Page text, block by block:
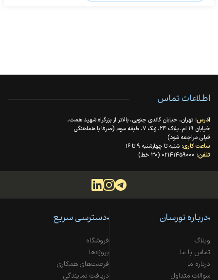
اطلاعات تماس
آدرس: تهران، خیابان گاندی جنوبی، بالاتر از بزرگراه شهید همت،
خیابان ۱۹ ام، پلاک ۲۴، زنگ ۷، طبقه سوم (صرفا با هماهنگی
قبلی مراجعه شود)
ساعت کاری: شنبه تا چهارشنبه ۹ تا ۱۶
تلفن: ۰۲۱۴۱۴۵۹۰۰۰ (۳۰ خط)
درباره نورسان
وبلاگ
تماس با ما
درباره ما
سوالات متداول
دسترسی سریع
فروشگاه
پروژه‌ها
فرصت‌های همکاری
دریافت نمایندگی